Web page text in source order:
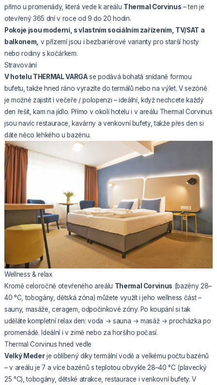
přímo u promenády, která vede k areálu Thermal Corvinus – ten je
otevřený 365 dní v roce od 9 do 20 hodin.
Pokoje jsou moderní, s vlastním sociálním zařízením, TV/SAT a
balkonem, v přízemí jsou i bezbariérové varianty pro starší hosty
nebo rodiny s kočárkem.
Stravování
V hotelu THERMAL VARGAse podává bohatá snídaně formou
bufetu, takže hned ráno vyrazíte do termálů nebo na výlet. V sezóně
je možné zajistit i večeře / polopenzi – ideální, když nechcete každý
den řešit, kam na jídlo. Přímo v okolí hotelu i v areálu Thermal Corvinus
jsou navíc restaurace, kavárny a venkovní bufety, takže přes den si
dáte něco lehkého u bazénu.
Wellness & relax
Kromě celoročně otevřeného areálu Thermal Corvinus (bazény 28–
40 °C, tobogány, dětská zóna) můžete využít i jeho wellness část –
sauny, masáže, ceragem, odpočinkové zóny. Po koupání si tak
uděláte kompletní relax den: voda → sauna → masáž → procházka po
promenádě. Ideální i v zimě nebo za horšího počasí.
Thermal Corvinus hned vedle
Velký Mederje oblíbený díky termální vodě a velkému počtu bazénů
– v areálu je 7 a více bazénů s teplotou obvykle 28–40 °C (plavecký
25 °C), tobogány, dětské atrakce, restaurace i venkovní bufety. V